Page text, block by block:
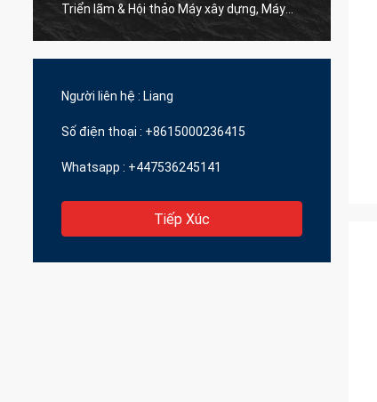
Triển lãm & Hội thảo Máy xây dựng, Máy
vật liệu xây dựng và Máy khai thác quốc tế
Người liên hệ : Liang
Số điện thoại : +8615000236415
Whatsapp : +447536245141
Tiếp Xúc